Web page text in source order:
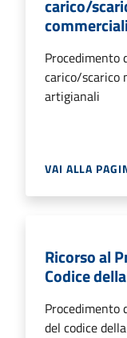
carico/
Procedimento
carico/scarico
artigianali
VAI ALLA
Ricorso al
Codice
Procedimento
del codice